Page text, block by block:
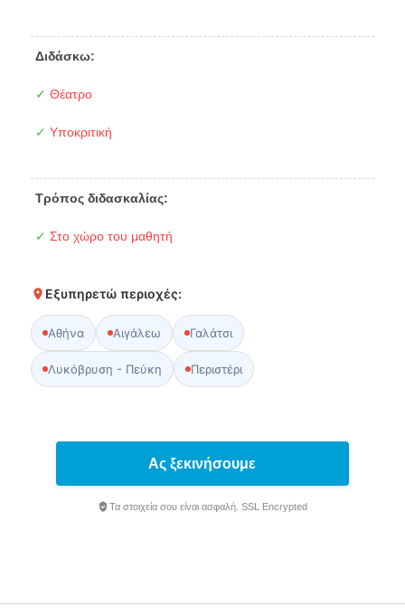
Διδάσκω:
✓ Θέατρο
✓ Υποκριτική
Τρόπος διδασκαλίας:
✓ Στο χώρο του μαθητή
Εξυπηρετώ περιοχές:
Αθήνα Αιγάλεω Γαλάτσι
Λυκόβρυση - Πεύκη Περιστέρι
Ας ξεκινήσουμε
Τα στοιχεία σου είναι ασφαλή. SSL Encrypted